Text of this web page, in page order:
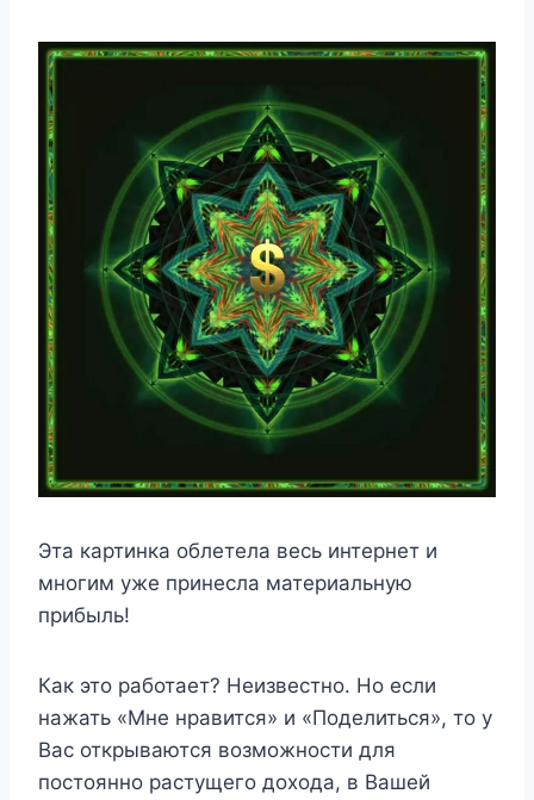
Эта картинка облетела весь интернет и
многим уже принесла материальную
прибыль!
Как это работает? Неизвестно. Но если
нажать «Мне нравится» и «Поделиться», то у
Вас открываются возможности для
постоянно растущего дохода, в Вашей